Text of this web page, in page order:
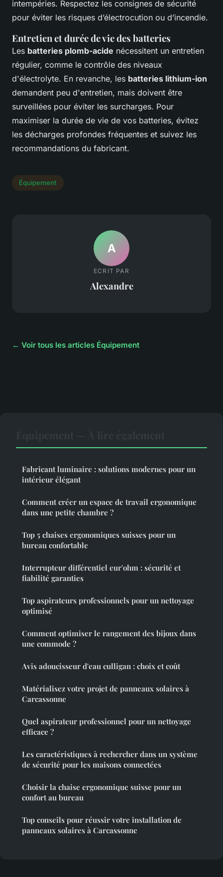
intempéries. Respectez les consignes de sécurité
pour éviter les risques d’électrocution ou d’incendie.
Entretien et durée de vie des batteries
Les batteries plomb-acide nécessitent un entretien
régulier, comme le contrôle des niveaux
d'électrolyte. En revanche, les batteries lithium-ion
demandent peu d'entretien, mais doivent être
surveillées pour éviter les surcharges. Pour
maximiser la durée de vie de vos batteries, évitez
les décharges profondes fréquentes et suivez les
recommandations du fabricant.
Équipement
A
ECRIT PAR
Alexandre
← Voir tous les articles Équipement
Fabricant luminaire : solutions modernes pour un
intérieur élégant
Comment créer un espace de travail ergonomique
dans une petite chambre ?
Top 5 chaises ergonomiques suisses pour un
bureau confortable
Interrupteur différentiel eur'ohm : sécurité et
fiabilité garanties
Top aspirateurs professionnels pour un nettoyage
optimisé
Comment optimiser le rangement des bijoux dans
une commode ?
Avis adoucisseur d'eau culligan : choix et coût
Matérialisez votre projet de panneaux solaires à
Carcassonne
Quel aspirateur professionnel pour un nettoyage
efficace ?
Les caractéristiques à rechercher dans un système
de sécurité pour les maisons connectées
Choisir la chaise ergonomique suisse pour un
confort au bureau
Top conseils pour réussir votre installation de
panneaux solaires à Carcassonne